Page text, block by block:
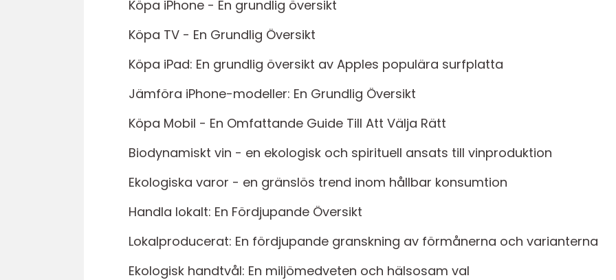
Köpa iPhone - En grundlig översikt
Köpa TV - En Grundlig Översikt
Köpa iPad: En grundlig översikt av Apples populära surfplatta
Jämföra iPhone-modeller: En Grundlig Översikt
Köpa Mobil - En Omfattande Guide Till Att Välja Rätt
Biodynamiskt vin - en ekologisk och spirituell ansats till vinproduktion
Ekologiska varor - en gränslös trend inom hållbar konsumtion
Handla lokalt: En Fördjupande Översikt
Lokalproducerat: En fördjupande granskning av förmånerna och varianterna
Ekologisk handtvål: En miljömedveten och hälsosam val